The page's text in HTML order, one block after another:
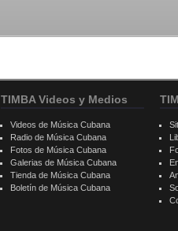
TIMBA Videos y Medios
Videos de Música Cubana
Radio de Música Cubana
Fotos de Música Cubana
Galerias de Música Cubana
Tienda de Música Cubana
Boletín de Música Cubana